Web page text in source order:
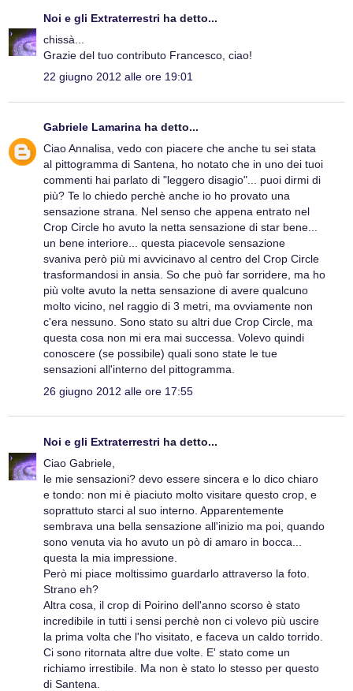
Noi e gli Extraterrestri ha detto...
chissà...
Grazie del tuo contributo Francesco, ciao!
22 giugno 2012 alle ore 19:01
Gabriele Lamarina ha detto...
Ciao Annalisa, vedo con piacere che anche tu sei stata
al pittogramma di Santena, ho notato che in uno dei tuoi
commenti hai parlato di "leggero disagio"... puoi dirmi di
più? Te lo chiedo perchè anche io ho provato una
sensazione strana. Nel senso che appena entrato nel
Crop Circle ho avuto la netta sensazione di star bene...
un bene interiore... questa piacevole sensazione
svaniva però più mi avvicinavo al centro del Crop Circle
trasformandosi in ansia. So che può far sorridere, ma ho
più volte avuto la netta sensazione di avere qualcuno
molto vicino, nel raggio di 3 metri, ma ovviamente non
c'era nessuno. Sono stato su altri due Crop Circle, ma
questa cosa non mi era mai successa. Volevo quindi
conoscere (se possibile) quali sono state le tue
sensazioni all'interno del pittogramma.
26 giugno 2012 alle ore 17:55
Noi e gli Extraterrestri ha detto...
Ciao Gabriele,
le mie sensazioni? devo essere sincera e lo dico chiaro
e tondo: non mi è piaciuto molto visitare questo crop, e
soprattuto starci al suo interno. Apparentemente
sembrava una bella sensazione all'inizio ma poi, quando
sono venuta via ho avuto un pò di amaro in bocca...
questa la mia impressione.
Però mi piace moltissimo guardarlo attraverso la foto.
Strano eh?
Altra cosa, il crop di Poirino dell'anno scorso è stato
incredibile in tutti i sensi perchè non ci volevo più uscire
la prima volta che l'ho visitato, e faceva un caldo torrido.
Ci sono ritornata altre due volte. E' stato come un
richiamo irrestibile. Ma non è stato lo stesso per questo
di Santena.